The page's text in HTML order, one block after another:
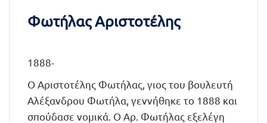
Φωτήλας Αριστοτέλης
1888-
Ο Αριστοτέλης Φωτήλας, γιος του βουλευτή
Αλέξανδρου Φωτήλα, γεννήθηκε το 1888 και
σπούδασε νομικά. Ο Αρ. Φωτήλας εξελέγη